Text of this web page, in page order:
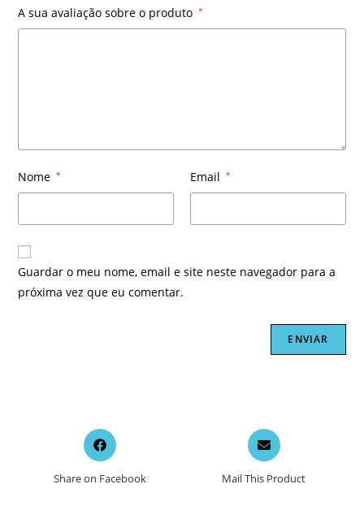
A sua avaliação sobre o produto *
Nome * Email *
Guardar o meu nome, email e site neste navegador para a
próxima vez que eu comentar.
Opens
in
new
Share on Facebook
Opens
in
a
new
Mail This Product